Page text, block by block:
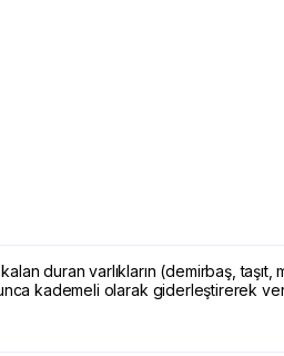
duran varlıkların (demirbaş,
kademeli olarak giderleştirerek